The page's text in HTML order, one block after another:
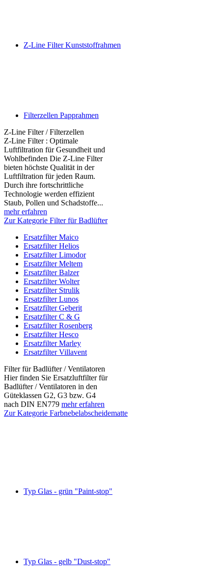
Z-Line Filter Kunststoffrahmen
Filterzellen Papprahmen
Z-Line Filter / Filterzellen
Z-Line Filter : Optimale
Luftfiltration für Gesundheit und
Wohlbefinden Die Z-Line Filter
bieten höchste Qualität in der
Luftfiltration für jeden Raum.
Durch ihre fortschrittliche
Technologie werden effizient
Staub, Pollen und Schadstoffe...
mehr erfahren
Zur Kategorie Filter für Badlüfter
Ersatzfilter Maico
Ersatzfilter Helios
Ersatzfilter Limodor
Ersatzfilter Meltem
Ersatzfilter Balzer
Ersatzfilter Wolter
Ersatzfilter Strulik
Ersatzfilter Lunos
Ersatzfilter Geberit
Ersatzfilter C & G
Ersatzfilter Rosenberg
Ersatzfilter Hesco
Ersatzfilter Marley
Ersatzfilter Villavent
Filter für Badlüfter / Ventilatoren
Hier finden Sie Ersatzluftfilter für
Badlüfter / Ventilatoren in den
Güteklassen G2, G3 bzw. G4
nach DIN EN779 mehr erfahren
Zur Kategorie Farbnebelabscheidematte
Typ Glas - grün "Paint-stop"
Typ Glas - gelb "Dust-stop"